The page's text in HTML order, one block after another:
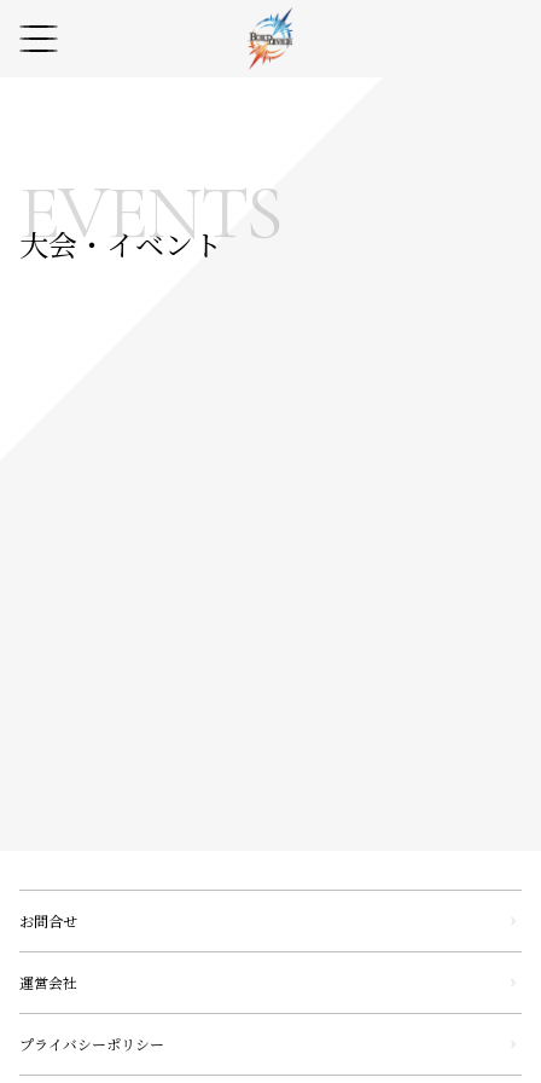
EVENTS
大会・イベント
お問合せ
運営会社
プライバシーポリシー